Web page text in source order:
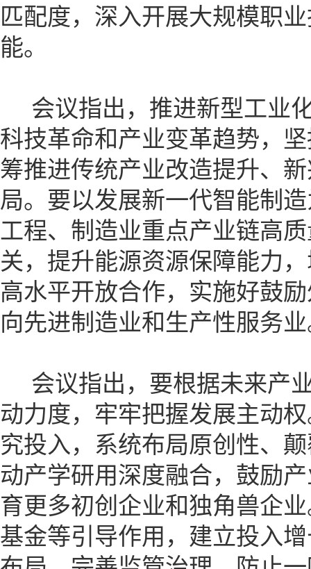
匹配度，深入开展大规模职
能。
会议指出，推进新型工业
科技革命和产业变革趋势，
筹推进传统产业改造提升、
局。要以发展新一代智能制
工程、制造业重点产业链高
关，提升能源资源保障能力
高水平开放合作，实施好鼓
向先进制造业和生产性服务
会议指出，要根据未来产
动力度，牢牢把握发展主动
究投入，系统布局原创性、
动产学研用深度融合，鼓励
育更多初创企业和独角兽企
基金等引导作用，建立投入